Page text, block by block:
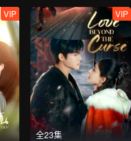
VIP
全23集
VIP